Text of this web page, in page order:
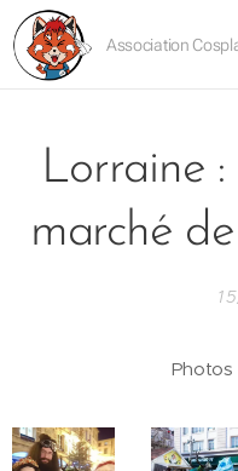
Association
Lorraine
marché
Photos